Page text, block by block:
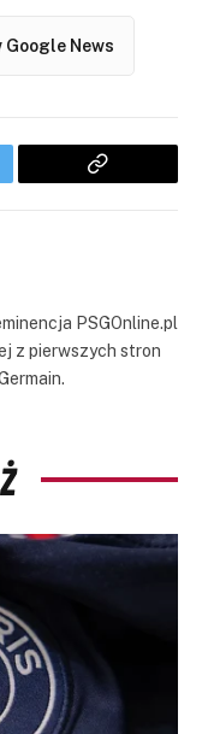
Google News
Copy
PSGOnline.pl
z pierwszych stron